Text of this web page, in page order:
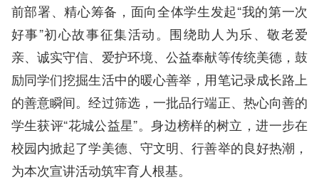
前部署、精心筹备，面向全体学生发起“我的第一次
好事”初心故事征集活动。围绕助人为乐、敬老爱
亲、诚实守信、爱护环境、公益奉献等传统美德，鼓
励同学们挖掘生活中的暖心善举，用笔记录成长路上
的善意瞬间。经过筛选，一批品行端正、热心向善的
学生获评“花城公益星”。身边榜样的树立，进一步在
校园内掀起了学美德、守文明、行善举的良好热潮，
为本次宣讲活动筑牢育人根基。